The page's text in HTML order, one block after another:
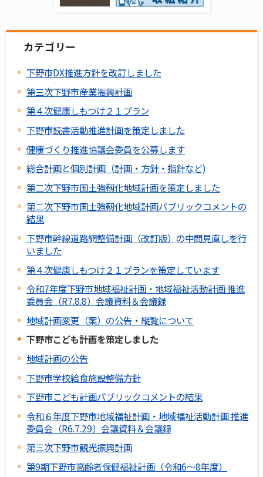
カテゴリー
下野市DX推進方針を改訂しました
第三次下野市産業振興計画
第４次健康しもつけ２１プラン
下野市読書活動推進計画を策定しました
健康づくり推進協議会委員を公募します
総合計画と個別計画（計画・方針・指針など)
第二次下野市国土強靱化地域計画を策定しました
第二次下野市国土強靭化地域計画パブリックコメントの
結果
下野市幹線道路網整備計画（改訂版）の中間見直しを行
いました
第４次健康しもつけ２１プランを策定しています
令和7年度下野市地域福祉計画・地域福祉活動計画 推進
委員会（R7.8.8）会議資料＆会議録
地域計画変更（案）の公告・縦覧について
下野市こども計画を策定しました
地域計画の公告
下野市学校給食施設整備方針
下野市こども計画パブリックコメントの結果
令和６年度下野市地域福祉計画・地域福祉活動計画 推進
委員会（R6.7.29）会議資料＆会議録
第三次下野市観光振興計画
第9期下野市高齢者保健福祉計画（令和6～8年度）